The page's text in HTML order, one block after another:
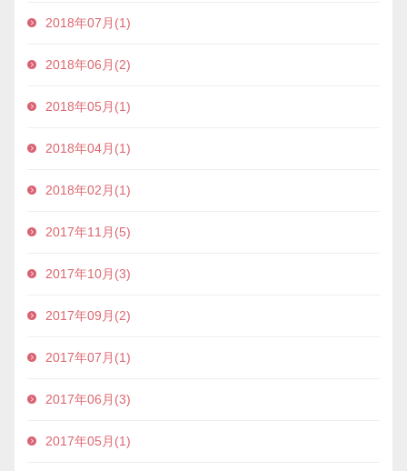
2018年07月(1)
2018年06月(2)
2018年05月(1)
2018年04月(1)
2018年02月(1)
2017年11月(5)
2017年10月(3)
2017年09月(2)
2017年07月(1)
2017年06月(3)
2017年05月(1)